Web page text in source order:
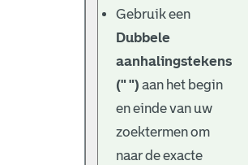
Gebruik een
Dubbele
aanhalingstekens
(" ") aan het begin
en einde van uw
zoektermen om
naar de exacte